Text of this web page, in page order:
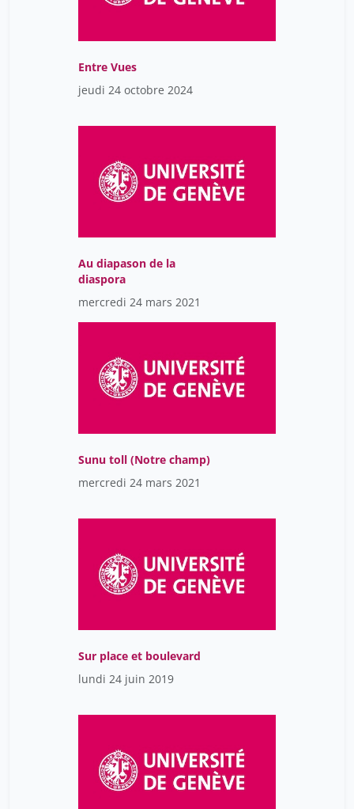
Entre Vues
jeudi 24 octobre 2024
Au diapason de la
diaspora
mercredi 24 mars 2021
Sunu toll (Notre champ)
mercredi 24 mars 2021
Sur place et boulevard
lundi 24 juin 2019